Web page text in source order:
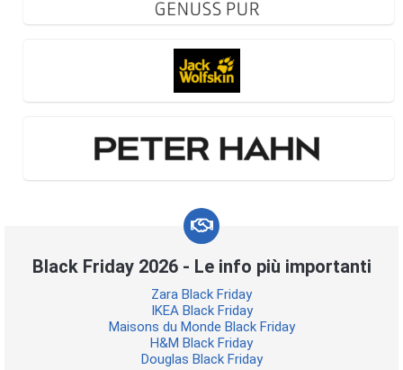
Black Friday 2026 - Le info più importanti
Zara Black Friday
IKEA Black Friday
Maisons du Monde Black Friday
H&M Black Friday
Douglas Black Friday